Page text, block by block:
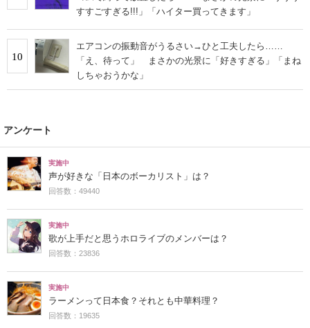
すすごすぎる!!!」「ハイター買ってきます」
10
エアコンの振動音がうるさい→ひと工夫したら……
「え、待って」 まさかの光景に「好きすぎる」「まね
しちゃおうかな」
アンケート
実施中
声が好きな「日本のボーカリスト」は？
回答数：49440
実施中
歌が上手だと思うホロライブのメンバーは？
回答数：23836
実施中
ラーメンって日本食？それとも中華料理？
回答数：19635